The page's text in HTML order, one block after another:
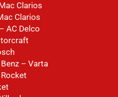
Clarios
Clarios
AC Delco
– Varta